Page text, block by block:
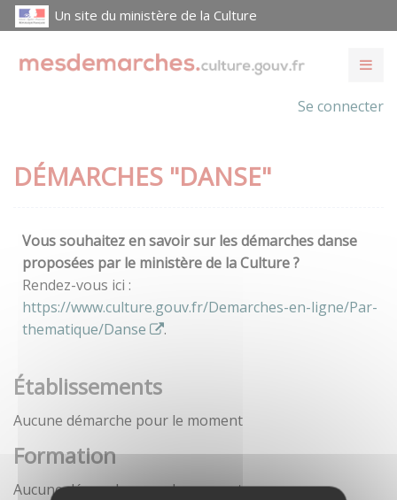
Un site du ministère de la Culture
Se connecter
DÉMARCHES "DANSE"
Vous souhaitez en savoir sur les démarches danse
proposées par le ministère de la Culture ?
Rendez-vous ici :
https://www.culture.gouv.fr/Demarches-en-ligne/Par-
thematique/Danse
.
Établissements
Aucune démarche pour le moment
Formation
Aucune démarche pour le moment